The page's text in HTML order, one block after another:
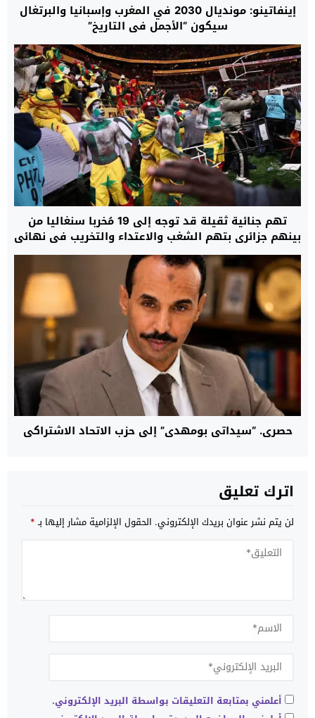
إينفاتينو: مونديال 2030 في المغرب وإسبانيا والبرتغال
سيكون “الأجمل في التاريخ”
تهم جنائية ثقيلة قد توجه إلى 19 مُخربا سنغاليا من
بينهم جزائري بتهم الشغب والاعتداء والتخريب في نهائي
“الكان”
حصري. “سيداتي بومهدي” إلى حزب الاتحاد الاشتراكي
اترك تعليق
لن يتم نشر عنوان بريدك الإلكتروني. الحقول الإلزامية مشار إليها بـ*
أعلمني بمتابعة التعليقات بواسطة البريد الإلكتروني.